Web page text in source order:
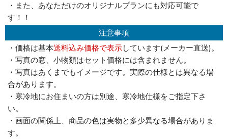
・また、あなただけのオリジナルプランにも対応可能で
す！！
注意事項
・価格は基本送料込み価格で表示しています(メーカー直送)。
・写真の窓、小物類はセット価格には含まれません。
・写真はあくまでもイメージです。実際の仕様とは異なる場
合があります。
・寒冷地にお住まいの方は別途、寒冷地仕様をご指定下さ
い。
・画面の関係上、商品の色は実物と多少異なる場合がありま
す。